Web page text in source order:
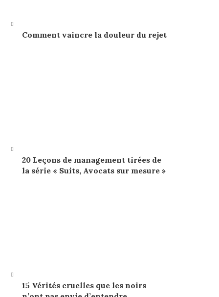
Comment vaincre la douleur du rejet
20 Leçons de management tirées de
la série « Suits, Avocats sur mesure »
15 Vérités cruelles que les noirs